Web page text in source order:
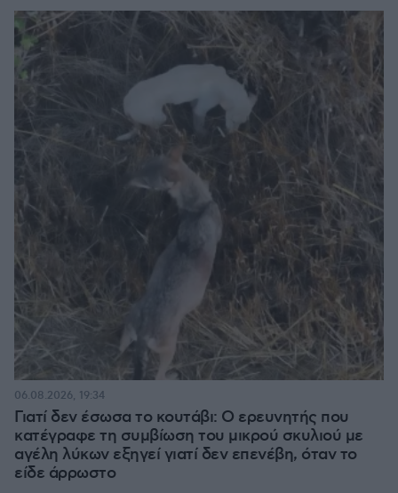
Γιατί δεν έσωσα το κουτάβι: Ο ερευνητής που
κατέγραφε τη συμβίωση του μικρού σκυλιού με
αγέλη λύκων εξηγεί γιατί δεν επενέβη, όταν το
είδε άρρωστο
06.08.2026, 19:34